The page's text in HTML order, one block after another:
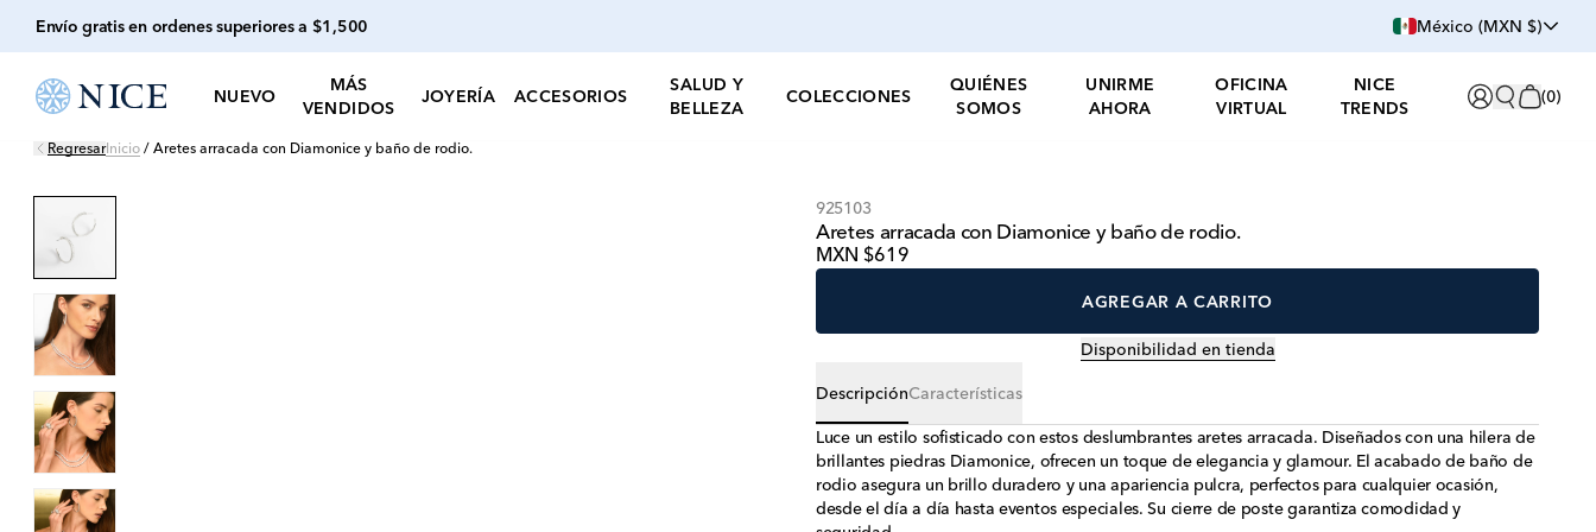
Envío gratis en ordenes superiores a $1,500 México (MXN $)
NUEVO
MÁS
VENDIDOS
JOYERÍA ACCESORIOS
SALUD Y
BELLEZA
COLECCIONES
QUIÉNES
SOMOS
UNIRME
AHORA
OFICINA
VIRTUAL
NICE
TRENDS
(0)
RegresarInicio / Aretes arracada con Diamonice y baño de rodio.
925103
Aretes arracada con Diamonice y baño de rodio.
MXN $619
AGREGAR A CARRITO
Disponibilidad en tienda
DescripciónCaracterísticas
Luce un estilo sofisticado con estos deslumbrantes aretes arracada. Diseñados con una hilera de
brillantes piedras Diamonice, ofrecen un toque de elegancia y glamour. El acabado de baño de
rodio asegura un brillo duradero y una apariencia pulcra, perfectos para cualquier ocasión,
desde el día a día hasta eventos especiales. Su cierre de poste garantiza comodidad y